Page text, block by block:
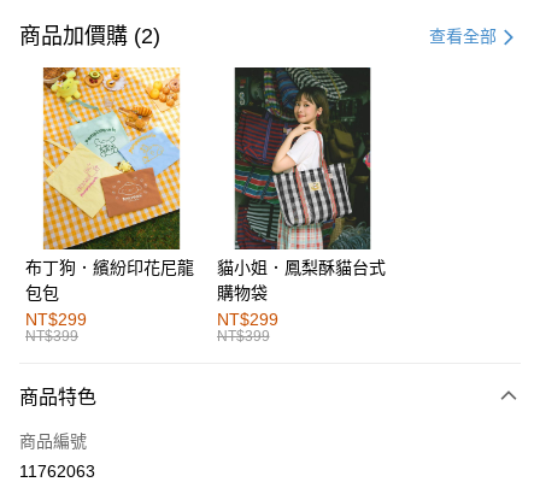
信用卡一次付款
購物金
超商取貨付款
LINE Pay
街口支付
運送方式
全家取貨付款
每筆NT$60，滿NT$1,000(含以上)免運費
付款後全家取貨
萊爾富取貨付款
商品加價購 (2) 查看全部
布丁狗．繽紛印花尼龍
包包
NT$299
NT$399
貓小姐．鳳梨酥貓台式
購物袋
NT$299
NT$399
商品特色
商品編號
11762063